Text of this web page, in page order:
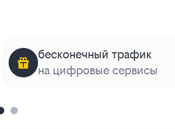
бесконечный трафик
на цифровые сервисы